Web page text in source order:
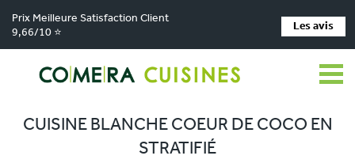
Prix Meilleure Satisfaction Client
9,66/10 ⭐
Les avis
Comera Cuisines > Nos magasins de cuisine > Cuisiniste LES HERBIERS >
Réalisations > Cuisine blanche coeur de coco en stratifié
CUISINE BLANCHE COEUR DE COCO EN
STRATIFIÉ